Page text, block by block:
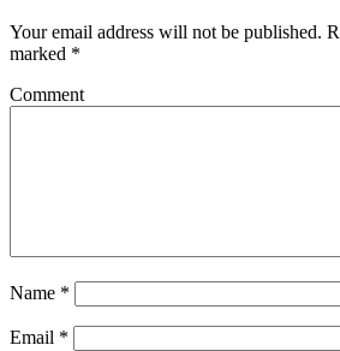
Your email address will not be published.
marked *
Comment
Name *
Email *